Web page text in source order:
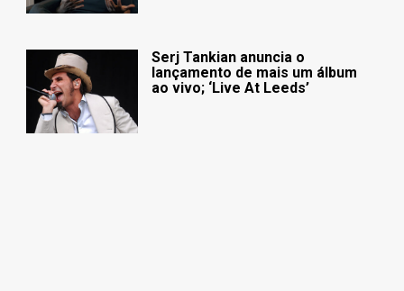
Serj Tankian anuncia o
lançamento de mais um álbum
ao vivo; ‘Live At Leeds’